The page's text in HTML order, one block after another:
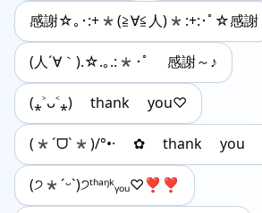
感謝☆｡･:+*(≧∀≦人)*:+:･ﾟ☆感謝
(人´∀｀).☆.｡.:*･ﾟ 感謝～♪
(⁎˃ᴗ˂⁎) thank you♡
(*ˊᗜˋ*)/°•· ✿ thank you
(੭*ˊᵕˋ)੭ᵗʱᵃᵑᵏᵧₒᵤ♡❣❣